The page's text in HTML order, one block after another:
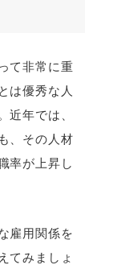
て非常に重
は優秀な人
近年では、
、その人材
率が上昇し
雇用関係を
てみましょ